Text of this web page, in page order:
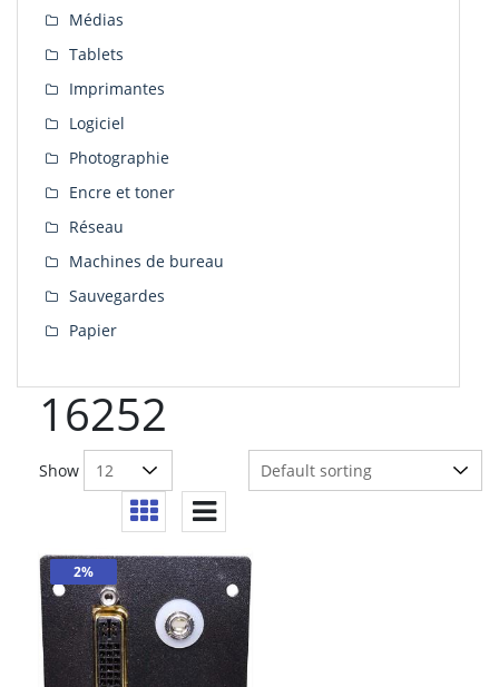
16252
Show
2%
Médias
Tablets
Imprimantes
Logiciel
Photographie
Encre et toner
Réseau
Machines de bureau
Sauvegardes
Papier